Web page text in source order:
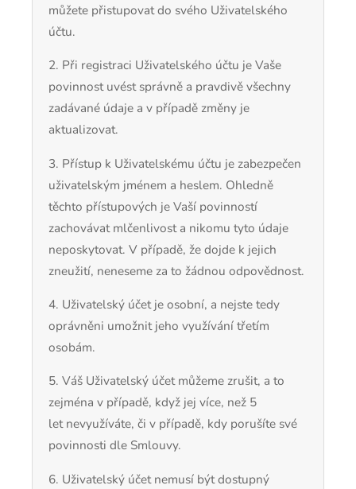
můžete přistupovat do svého Uživatelského
účtu.
2. Při registraci Uživatelského účtu je Vaše
povinnost uvést správně a pravdivě všechny
zadávané údaje a v případě změny je
aktualizovat.
3. Přístup k Uživatelskému účtu je zabezpečen
uživatelským jménem a heslem. Ohledně
těchto přístupových je Vaší povinností
zachovávat mlčenlivost a nikomu tyto údaje
neposkytovat. V případě, že dojde k jejich
zneužití, neneseme za to žádnou odpovědnost.
4. Uživatelský účet je osobní, a nejste tedy
oprávněni umožnit jeho využívání třetím
osobám.
5. Váš Uživatelský účet můžeme zrušit, a to
zejména v případě, když jej více, než 5
let nevyužíváte, či v případě, kdy porušíte své
povinnosti dle Smlouvy.
6. Uživatelský účet nemusí být dostupný